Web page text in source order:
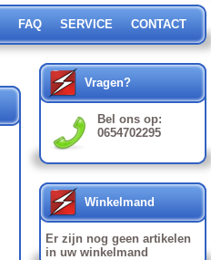
FAQ SERVICE CONTACT
Vragen?
Bel ons op:
0654702295
Winkelmand
Er zijn nog geen artikelen
in uw winkelmand